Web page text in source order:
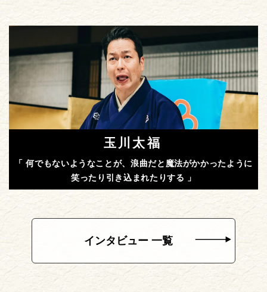
玉川太福
「 何でもないようなことが、浪曲だと魔法がかかったように
笑ったり引き込まれたりする 」
インタビュー 一覧